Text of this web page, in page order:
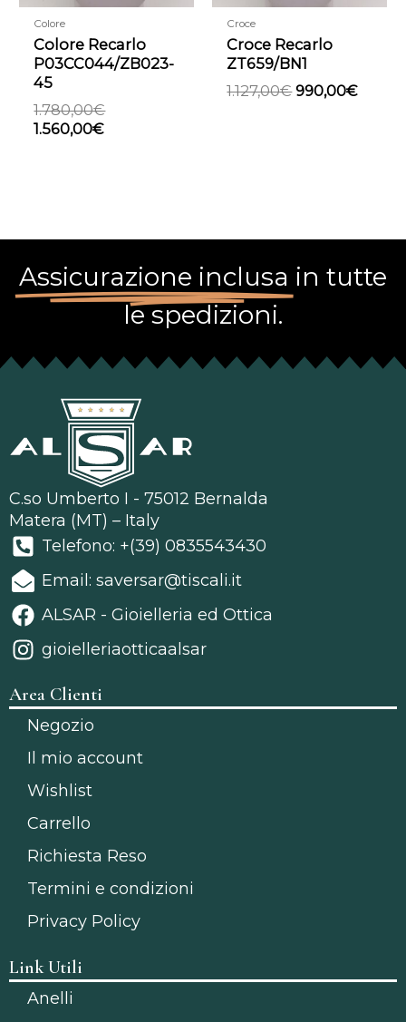
Colore
Colore Recarlo
P03CC044/ZB023-
45
1.780,00€
1.560,00€
Croce
Croce Recarlo
ZT659/BN1
1.127,00€ 990,00€
Assicurazione inclusa in tutte
le spedizioni.
C.so Umberto I - 75012 Bernalda
Matera (MT) – Italy
Telefono: +(39) 0835543430
Email: saversar@tiscali.it
ALSAR - Gioielleria ed Ottica
gioielleriaotticaalsar
Area Clienti
Negozio
Il mio account
Wishlist
Carrello
Richiesta Reso
Termini e condizioni
Privacy Policy
Link Utili
Anelli